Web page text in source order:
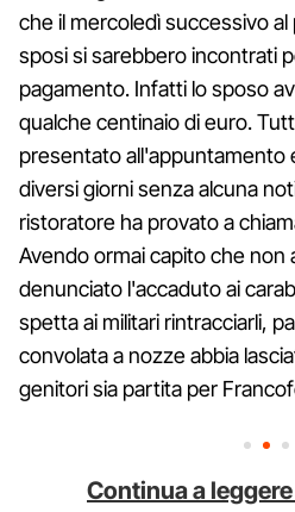
che il mercoledì successivo al
sposi si sarebbero incontrati
pagamento. Infatti lo sposo
qualche centinaio di euro.
presentato all'appuntamento
diversi giorni senza alcuna
ristoratore ha provato a
Avendo ormai capito che non
denunciato l'accaduto ai
spetta ai militari rintracciarli,
convolata a nozze abbia
genitori sia partita per
Continua a